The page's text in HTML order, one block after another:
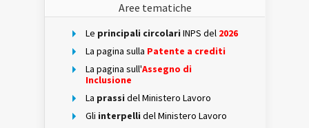
Aree tematiche
Le principali circolari INPS del 2026
La pagina sulla Patente a crediti
La pagina sull'Assegno di
Inclusione
La prassi del Ministero Lavoro
Gli interpelli del Ministero Lavoro